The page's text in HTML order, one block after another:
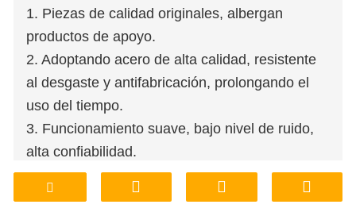
1. Piezas de calidad originales, albergan
productos de apoyo.
2. Adoptando acero de alta calidad, resistente
al desgaste y antifabricación, prolongando el
uso del tiempo.
3. Funcionamiento suave, bajo nivel de ruido,
alta confiabilidad.
4. Tienda de fábrica, personalización de
procesamiento de soporte.